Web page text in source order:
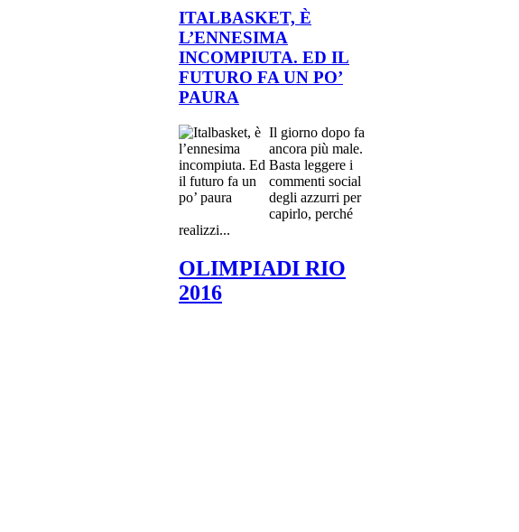
ITALBASKET, È
L’ENNESIMA
INCOMPIUTA. ED IL
FUTURO FA UN PO’
PAURA
Il giorno dopo fa
ancora più male.
Basta leggere i
commenti social
degli azzurri per
capirlo, perché
realizzi...
OLIMPIADI RIO
2016